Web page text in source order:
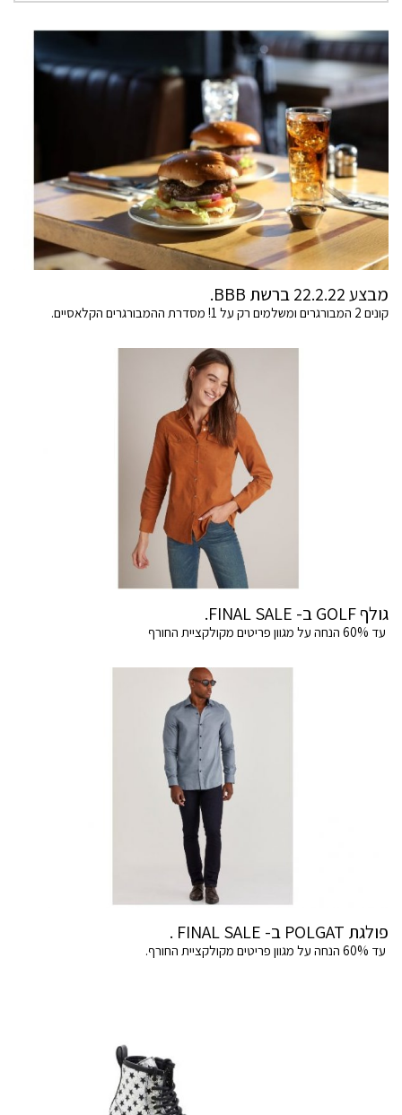
מבצע 22.2.22 ברשת BBB.
קונים 2 המבורגרים ומשלמים רק על 1! מסדרת ההמבורגרים הקלאסיים.
גולף GOLF ב- FINAL SALE.
עד 60% הנחה על מגוון פריטים מקולקציית החורף
פולגת POLGAT ב- FINAL SALE .
עד 60% הנחה על מגוון פריטים מקולקציית החורף.